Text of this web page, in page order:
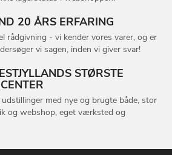
20 ÅRS ERFARING
rådgivning - vi kender vores varer, og er
vi sagen, inden vi giver svar!
STØRSTE
med nye og brugte både, stor
og webshop, eget værksted og